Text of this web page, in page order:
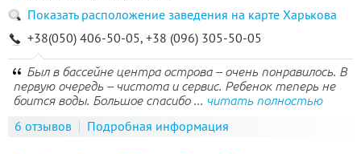
Показать расположение заведения на карте Харькова
+38(050) 406-50-05, +38 (096) 305-50-05
Был в бассейне центра острова -- очень понравилось. В
первую очередь -- чистота и сервис. Ребенок теперь не
боится воды. Большое спасибо ... читать полностью
6 отзывов Подробная информация